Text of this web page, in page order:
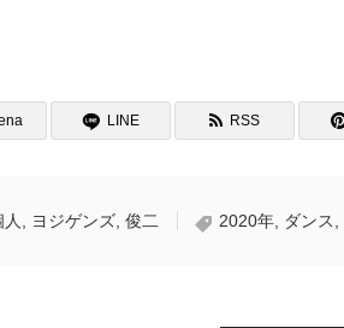
LINE RSS
人, ヨジゲンズ, 俊二 2020年, ダンス,